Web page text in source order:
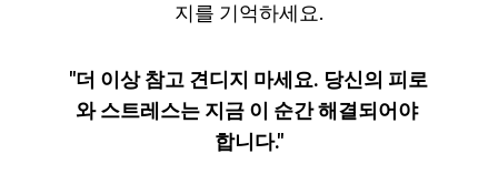
지를 기억하세요.
"더 이상 참고 견디지 마세요. 당신의 피로
와 스트레스는 지금 이 순간 해결되어야
합니다."